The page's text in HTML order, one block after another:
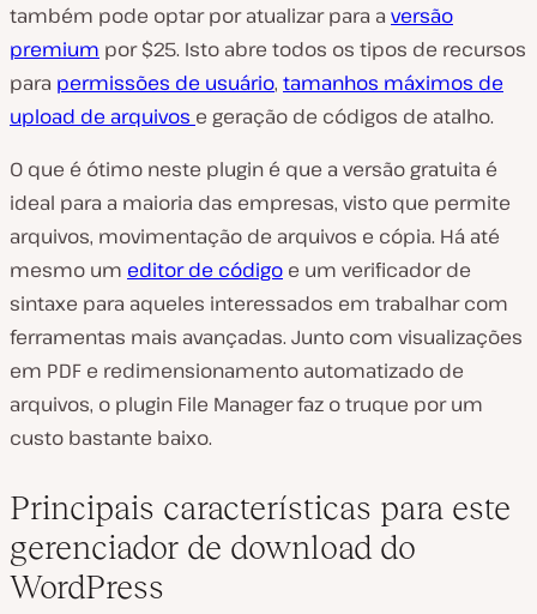
também pode optar por atualizar para a versão
premium por $25. Isto abre todos os tipos de recursos
para permissões de usuário, tamanhos máximos de
upload de arquivos e geração de códigos de atalho.
O que é ótimo neste plugin é que a versão gratuita é
ideal para a maioria das empresas, visto que permite
arquivos, movimentação de arquivos e cópia. Há até
mesmo um editor de código e um verificador de
sintaxe para aqueles interessados em trabalhar com
ferramentas mais avançadas. Junto com visualizações
em PDF e redimensionamento automatizado de
arquivos, o plugin File Manager faz o truque por um
custo bastante baixo.
Principais características para este
gerenciador de download do
WordPress